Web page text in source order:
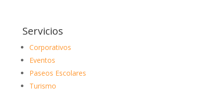
Servicios
Corporativos
Eventos
Paseos Escolares
Turismo